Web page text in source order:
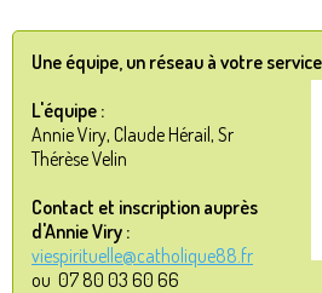
Une équipe, un réseau à votre service
L'équipe :
Annie Viry, Claude Hérail, Sr
Thérèse Velin
Contact et inscription auprès
d'Annie Viry :
viespirituelle@catholique88.fr
ou 07 80 03 60 66